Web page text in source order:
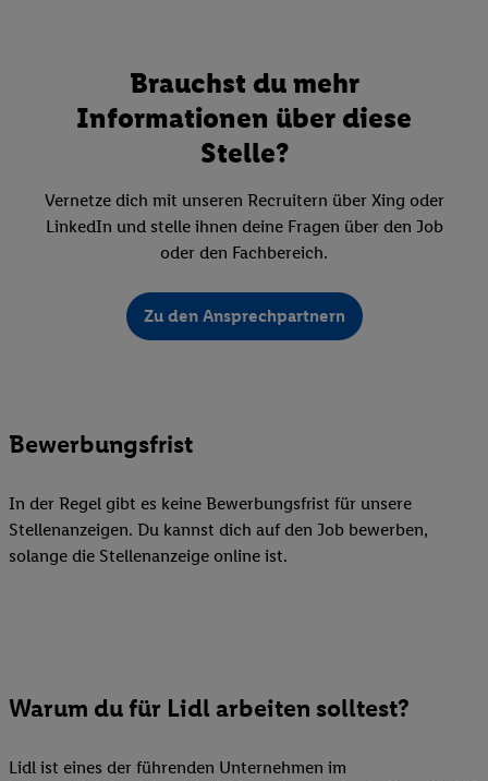
Brauchst du mehr
Informationen über diese
Stelle?
Vernetze dich mit unseren Recruitern über Xing oder
LinkedIn und stelle ihnen deine Fragen über den Job
oder den Fachbereich.
Zu den Ansprechpartnern
Bewerbungsfrist
In der Regel gibt es keine Bewerbungsfrist für unsere
Stellenanzeigen. Du kannst dich auf den Job bewerben,
solange die Stellenanzeige online ist.
Warum du für Lidl arbeiten solltest?
Lidl ist eines der führenden Unternehmen im